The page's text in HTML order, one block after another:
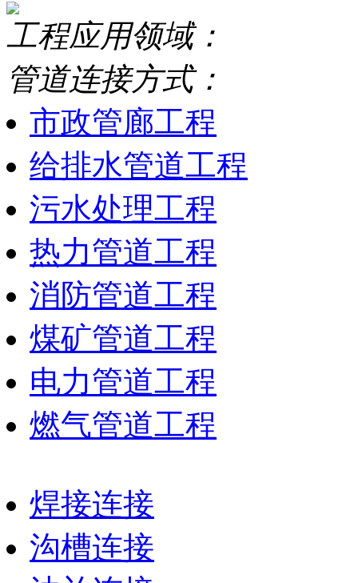
工程应用领域：
管道连接方式：
市政管廊工程
给排水管道工程
污水处理工程
热力管道工程
消防管道工程
煤矿管道工程
电力管道工程
燃气管道工程
焊接连接
沟槽连接